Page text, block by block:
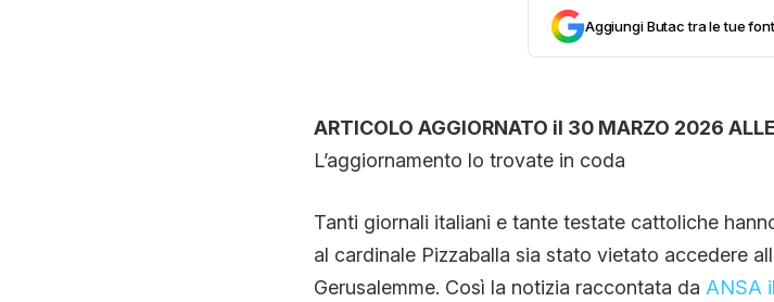
Aggiungi Butac tra le tue
ARTICOLO AGGIORNATO il 30 MARZO 2026
L’aggiornamento lo trovate in coda
Tanti giornali italiani e tante testate cattoliche
al cardinale Pizzaballa sia stato vietato accedere
Gerusalemme. Così la notizia raccontata da ANSA